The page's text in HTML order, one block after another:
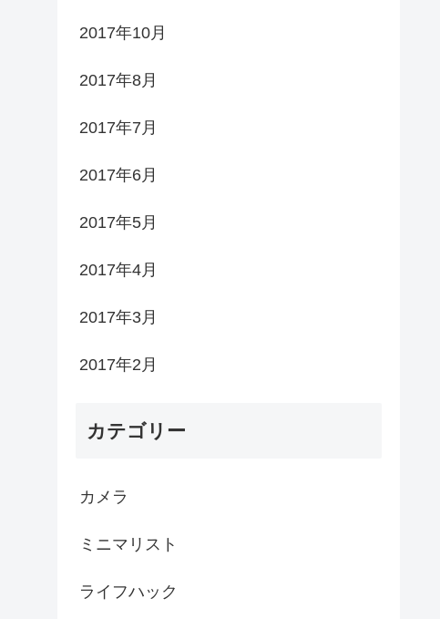
2017年10月
2017年8月
2017年7月
2017年6月
2017年5月
2017年4月
2017年3月
2017年2月
カテゴリー
カメラ
ミニマリスト
ライフハック